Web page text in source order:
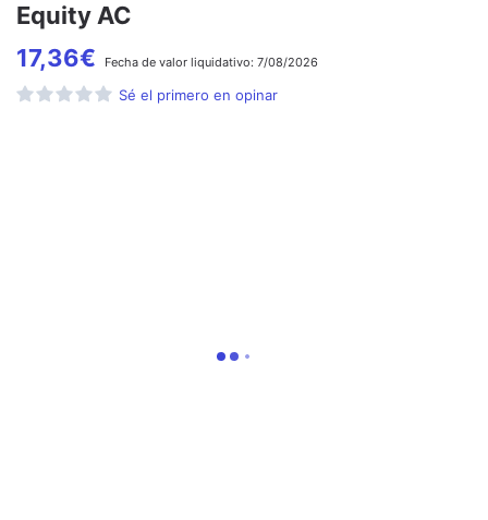
Equity AC
17,36€ Fecha de valor liquidativo: 7/08/2026
Sé el primero en opinar